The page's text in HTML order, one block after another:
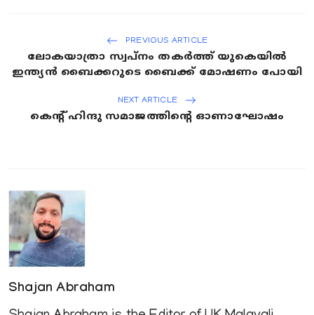
PREVIOUS ARTICLE
ലോകയാത്രാ സ്വപ്നം തകർത്ത്‌ യുകെയിൽ
ഇന്ത്യൻ ബൈക്കറുടെ ബൈക്ക് മോഷണം പോയി
NEXT ARTICLE
കെന്റ് ഹിന്ദു സമാജത്തിന്റെ ഓണാഘോഷം
Shajan Abraham